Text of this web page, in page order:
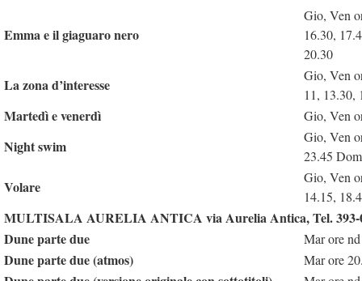
Emma e il giaguaro nero
Gio, Ven
16.30,
20.30
La zona d’interesse
Gio, Ven
11, 13.30,
Martedì e venerdì Gio, Ven
Night swim
Gio, Ven
23.45
Volare
Gio, Ven
14.15,
MULTISALA AURELIA ANTICA via Aurelia Antica, Tel. 393-
Dune parte due
Mar ore
Dune parte due (atmos) Mar ore